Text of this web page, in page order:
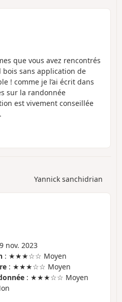
que vous avez rencontrés
sans application de
! comme je l’ai écrit dans
sur la randonnée
est vivement conseillée
Yannick sanchidrian
nov. 2023
: ★★★☆☆ Moyen
: ★★★☆☆ Moyen
: ★★★☆☆ Moyen